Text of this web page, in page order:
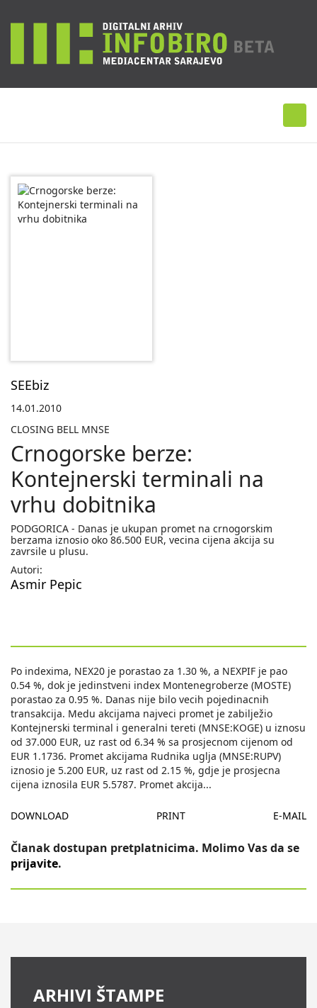
SEEbiz
14.01.2010
CLOSING BELL MNSE
Crnogorske berze:
Kontejnerski terminali na
vrhu dobitnika
PODGORICA - Danas je ukupan promet na crnogorskim
berzama iznosio oko 86.500 EUR, vecina cijena akcija su
zavrsile u plusu.
Autori:
Asmir Pepic
Po indexima, NEX20 je porastao za 1.30 %, a NEXPIF je pao
0.54 %, dok je jedinstveni index Montenegroberze (MOSTE)
porastao za 0.95 %. Danas nije bilo vecih pojedinacnih
transakcija. Medu akcijama najveci promet je zabilježio
Kontejnerski terminal i generalni tereti (MNSE:KOGE) u iznosu
od 37.000 EUR, uz rast od 6.34 % sa prosjecnom cijenom od
EUR 1.1736. Promet akcijama Rudnika uglja (MNSE:RUPV)
iznosio je 5.200 EUR, uz rast od 2.15 %, gdje je prosjecna
cijena iznosila EUR 5.5787. Promet akcija...
DOWNLOAD PRINT E-MAIL
Članak dostupan pretplatnicima. Molimo Vas da se
prijavite.
ARHIVI ŠTAMPE